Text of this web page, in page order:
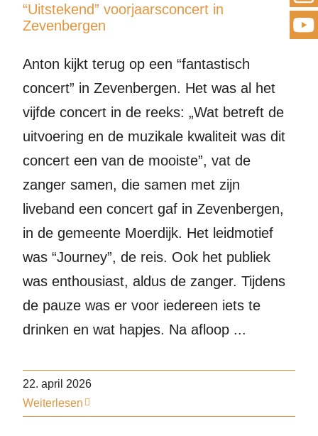
“Uitstekend” voorjaarsconcert in
Zevenbergen
Anton kijkt terug op een “fantastisch
concert” in Zevenbergen. Het was al het
vijfde concert in de reeks: „Wat betreft de
uitvoering en de muzikale kwaliteit was dit
concert een van de mooiste”, vat de
zanger samen, die samen met zijn
liveband een concert gaf in Zevenbergen,
in de gemeente Moerdijk. Het leidmotief
was “Journey”, de reis. Ook het publiek
was enthousiast, aldus de zanger. Tijdens
de pauze was er voor iedereen iets te
drinken en wat hapjes. Na afloop ...
22. april 2026
Weiterlesen